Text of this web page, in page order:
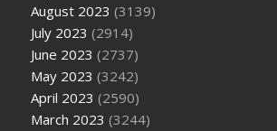
August 2023 (3139)
July 2023 (2914)
June 2023 (2737)
May 2023 (3242)
April 2023 (2590)
March 2023 (3244)